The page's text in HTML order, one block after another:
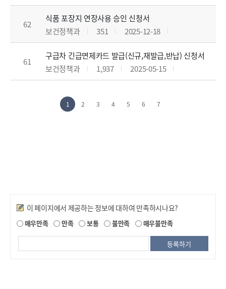
62
식품 포장지 연장사용 승인 신청서
보건정책과
351 2025-12-18
61
구급차 긴급면제카드 발급(신규,재발급,반납) 신청서
보건정책과
1,937 2025-05-15
1 2 3 4 5 6 7
만족도조사
이 페이지에서 제공하는 정보에 대하여 만족하시나요?
매우만족 만족 보통 불만족 매우불만족